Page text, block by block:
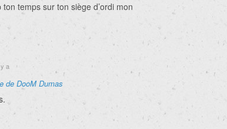
temps sur ton siège d’ordi mon
a
de DooM Dumas